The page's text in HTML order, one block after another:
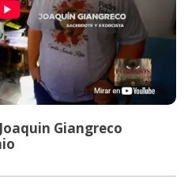
Giangreco